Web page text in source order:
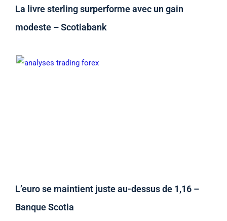
La livre sterling surperforme avec un gain
modeste – Scotiabank
L’euro se maintient juste au-dessus de 1,16 –
Banque Scotia